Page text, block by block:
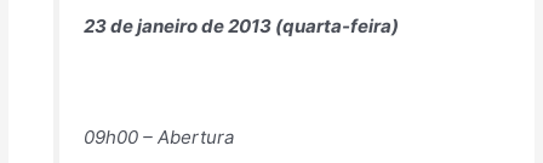
23 de janeiro de 2013 (quarta-feira)
09h00 – Abertura